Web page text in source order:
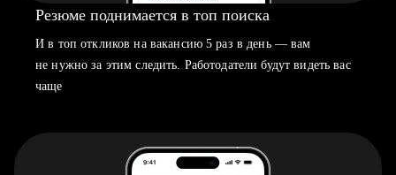
Резюме поднимается в топ поиска
И в топ откликов на вакансию 5 раз в день — вам
не нужно за этим следить. Работодатели будут видеть вас
чаще